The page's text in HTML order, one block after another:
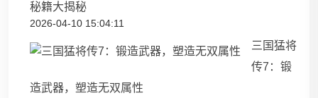
秘籍大揭秘
2026-04-10 15:04:11
三国猛将
传7：锻
造武器，塑造无双属性